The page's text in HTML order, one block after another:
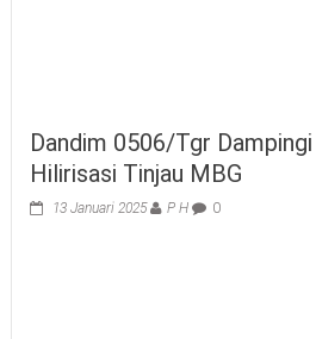
Dandim 0506/Tgr
Hilirisasi Tinjau MBG
13 Januari 2025 P H 0